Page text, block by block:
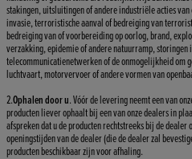
stakingen, uitsluitingen of andere industriële acties
invasie, terroristische aanval of bedreiging van
bedreiging van of voorbereiding op oorlog, brand,
verzakking, epidemie of andere natuurramp, storingen
telecommunicatienetwerken of de onmogelijkheid om
luchtvaart, motorvervoer of andere vormen van
2.Ophalen door u. Vóór de levering neemt een van
producten liever ophaalt bij een van onze dealers in
afspreken dat u de producten rechtstreeks bij de
openingstijden van de dealer (die de dealer zal
producten beschikbaar zijn voor afhaling.